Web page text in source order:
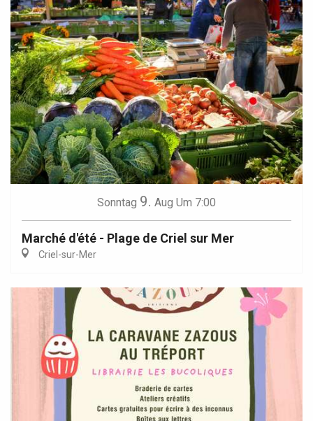
Sonntag 9. Aug Um 7:00
Marché d'été - Plage de Criel sur Mer
Criel-sur-Mer